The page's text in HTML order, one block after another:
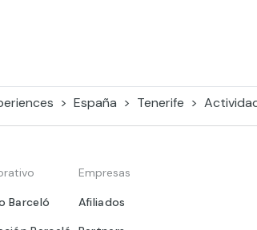
España Tenerife
Barceló
Empresas
Afiliados